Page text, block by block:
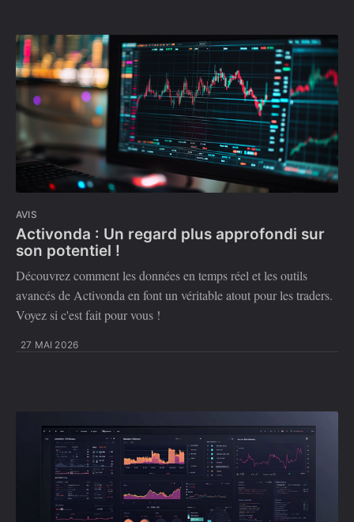
AVIS
Activonda : Un regard plus approfondi sur
son potentiel !
Découvrez comment les données en temps réel et les outils
avancés de Activonda en font un véritable atout pour les traders.
Voyez si c'est fait pour vous !
27 MAI 2026